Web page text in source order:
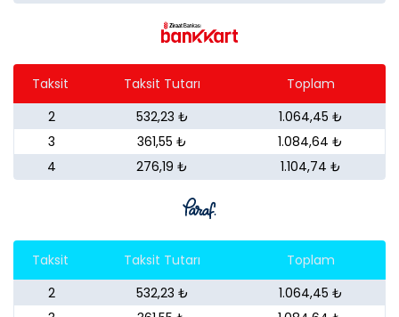
Taksit Taksit Tutarı
Toplam
2
532,23 ₺
1.064,45 ₺
3
361,55 ₺
1.084,64 ₺
4
276,19 ₺ 1.104,74 ₺
Taksit Taksit Tutarı
Toplam
2
532,23 ₺
1.064,45 ₺